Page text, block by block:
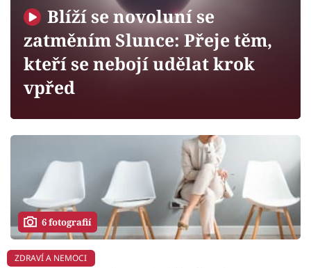
Sledujte prima+
Filmový festival Karlovy Vary
Mámy sobě
Přihlášení
Sledujte nás
Blíží se novoluní se
zatměním Slunce: Přeje těm,
kteří se nebojí udělat krok
vpřed
6 fotografií
ZDRAVÍ A NEMOCI